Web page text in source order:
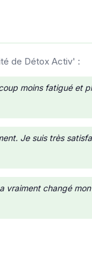
de Détox Activ' :
moins fatigué et
Je suis très
vraiment changé